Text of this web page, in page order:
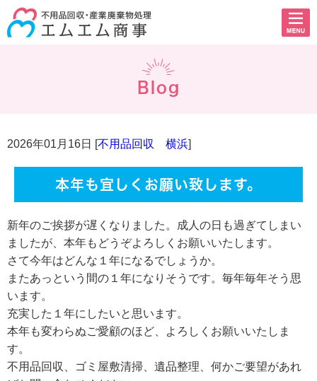
Blog
2026年01月16日 [不用品回収 横浜]
本年も宜しくお願い致します。
新年のご挨拶が遅くなりました。成人の日も過ぎてしまい
ましたが、本年もどうぞよろしくお願いいたします。
さて今年はどんな１年になるでしょうか。
またあっという間の１年になりそうです。毎年毎年そう思
います。
充実した１年にしたいと思います。
本年も変わらぬご愛顧のほど、よろしくお願いいたしま
す。
不用品回収、ゴミ屋敷清掃、遺品整理、何かご要望があれ